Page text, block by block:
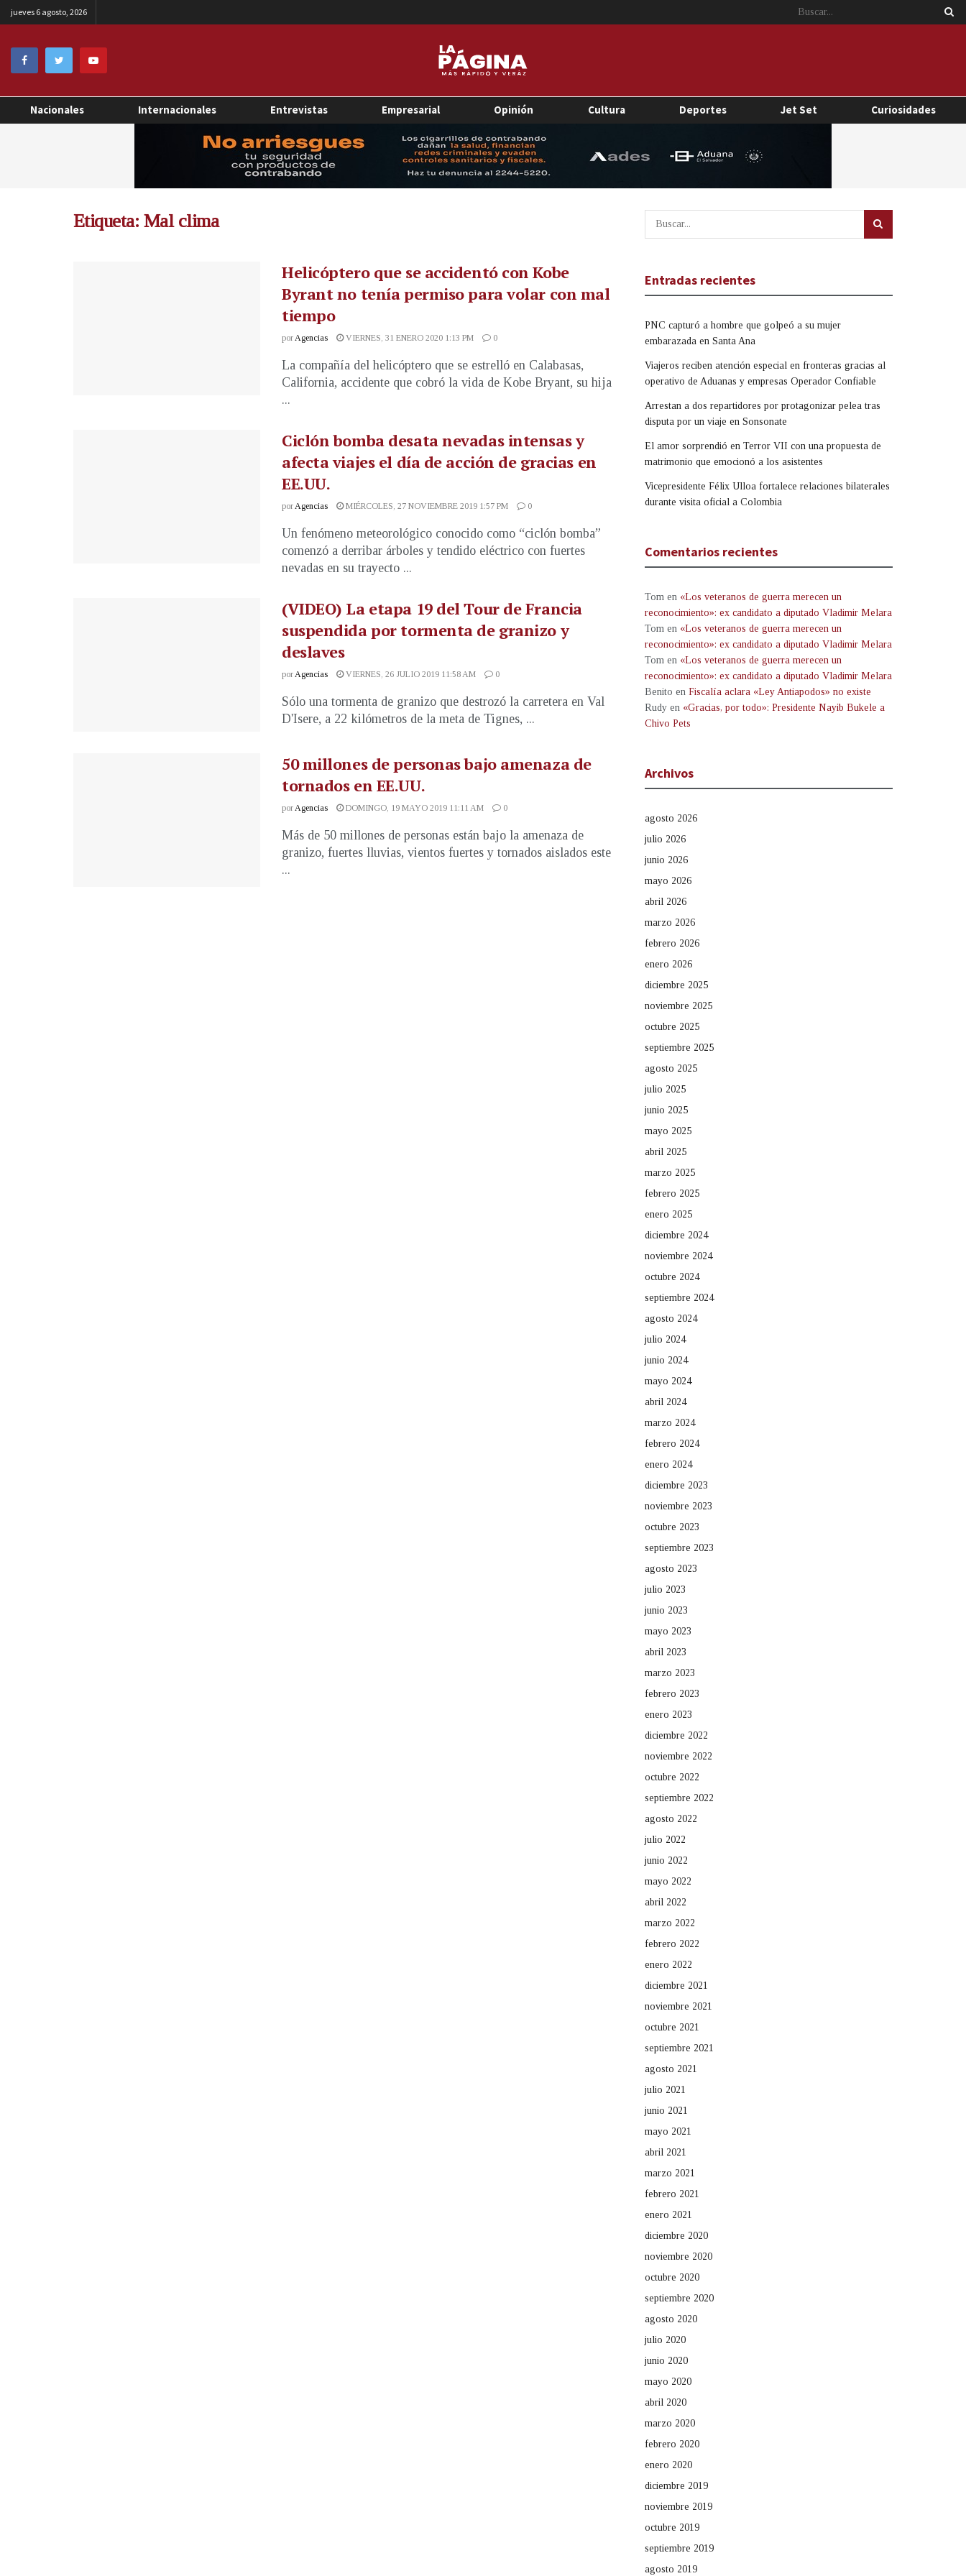
jueves 6 agosto, 2026
Nacionales Internacionales Entrevistas Empresarial Opinión Cultura Deportes Jet Set Curiosidades
Etiqueta: Mal clima
Helicóptero que se accidentó con Kobe
Byrant no tenía permiso para volar con mal
tiempo
porAgencias VIERNES, 31 ENERO 2020 1:13 PM 0
La compañía del helicóptero que se estrelló en Calabasas,
California, accidente que cobró la vida de Kobe Bryant, su hija
...
Ciclón bomba desata nevadas intensas y
afecta viajes el día de acción de gracias en
EE.UU.
porAgencias MIÉRCOLES, 27 NOVIEMBRE 2019 1:57 PM 0
Un fenómeno meteorológico conocido como “ciclón bomba”
comenzó a derribar árboles y tendido eléctrico con fuertes
nevadas en su trayecto ...
(VIDEO) La etapa 19 del Tour de Francia
suspendida por tormenta de granizo y
deslaves
porAgencias VIERNES, 26 JULIO 2019 11:58 AM 0
Sólo una tormenta de granizo que destrozó la carretera en Val
D'Isere, a 22 kilómetros de la meta de Tignes, ...
50 millones de personas bajo amenaza de
tornados en EE.UU.
porAgencias DOMINGO, 19 MAYO 2019 11:11 AM 0
Más de 50 millones de personas están bajo la amenaza de
granizo, fuertes lluvias, vientos fuertes y tornados aislados este
...
Entradas recientes
PNC capturó a hombre que golpeó a su mujer
embarazada en Santa Ana
Viajeros reciben atención especial en fronteras gracias al
operativo de Aduanas y empresas Operador Confiable
Arrestan a dos repartidores por protagonizar pelea tras
disputa por un viaje en Sonsonate
El amor sorprendió en Terror VII con una propuesta de
matrimonio que emocionó a los asistentes
Vicepresidente Félix Ulloa fortalece relaciones bilaterales
durante visita oficial a Colombia
Comentarios recientes
Tom en «Los veteranos de guerra merecen un
reconocimiento»: ex candidato a diputado Vladimir Melara
Tom en «Los veteranos de guerra merecen un
reconocimiento»: ex candidato a diputado Vladimir Melara
Tom en «Los veteranos de guerra merecen un
reconocimiento»: ex candidato a diputado Vladimir Melara
Benito en Fiscalía aclara «Ley Antiapodos» no existe
Rudy en «Gracias, por todo»: Presidente Nayib Bukele a
Chivo Pets
Archivos
agosto 2026
julio 2026
junio 2026
mayo 2026
abril 2026
marzo 2026
febrero 2026
enero 2026
diciembre 2025
noviembre 2025
octubre 2025
septiembre 2025
agosto 2025
julio 2025
junio 2025
mayo 2025
abril 2025
marzo 2025
febrero 2025
enero 2025
diciembre 2024
noviembre 2024
octubre 2024
septiembre 2024
agosto 2024
julio 2024
junio 2024
mayo 2024
abril 2024
marzo 2024
febrero 2024
enero 2024
diciembre 2023
noviembre 2023
octubre 2023
septiembre 2023
agosto 2023
julio 2023
junio 2023
mayo 2023
abril 2023
marzo 2023
febrero 2023
enero 2023
diciembre 2022
noviembre 2022
octubre 2022
septiembre 2022
agosto 2022
julio 2022
junio 2022
mayo 2022
abril 2022
marzo 2022
febrero 2022
enero 2022
diciembre 2021
noviembre 2021
octubre 2021
septiembre 2021
agosto 2021
julio 2021
junio 2021
mayo 2021
abril 2021
marzo 2021
febrero 2021
enero 2021
diciembre 2020
noviembre 2020
octubre 2020
septiembre 2020
agosto 2020
julio 2020
junio 2020
mayo 2020
abril 2020
marzo 2020
febrero 2020
enero 2020
diciembre 2019
noviembre 2019
octubre 2019
septiembre 2019
agosto 2019